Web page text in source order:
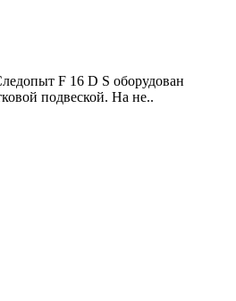
F 16 D S оборудован
подвеской. На не..